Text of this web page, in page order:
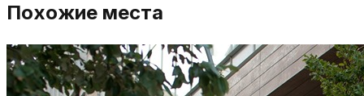
Похожие места